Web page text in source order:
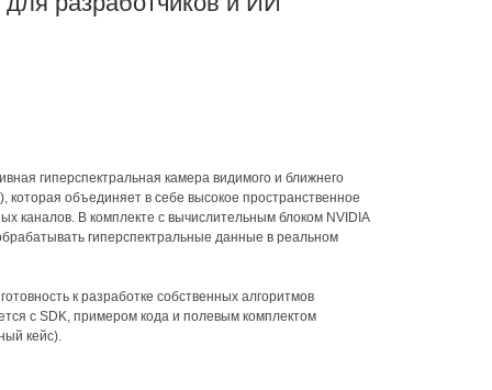
гиперспектральная камера видимого и ближнего
которая объединяет в себе высокое пространственное
каналов. В комплекте с вычислительным блоком NVIDIA
гиперспектральные данные в реальном
к разработке собственных алгоритмов
с SDK, примером кода и полевым комплектом
кейс).